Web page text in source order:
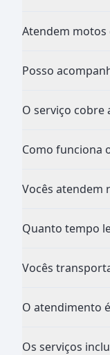
Atendem motos
Posso
O serviço cobre
Como funciona
Vocês atendem
Quanto tempo
Vocês
O atendimento
Os serviços